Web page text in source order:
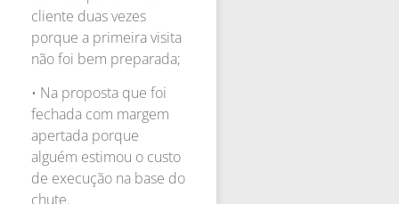
cliente duas vezes
porque a primeira visita
não foi bem preparada;
• Na proposta que foi
fechada com margem
apertada porque
alguém estimou o custo
de execução na base do
chute.